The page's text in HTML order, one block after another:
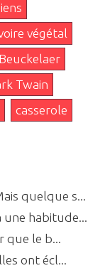
végétal
Twain
casserole
quelque s...
habitude...
le b...
ont écl...